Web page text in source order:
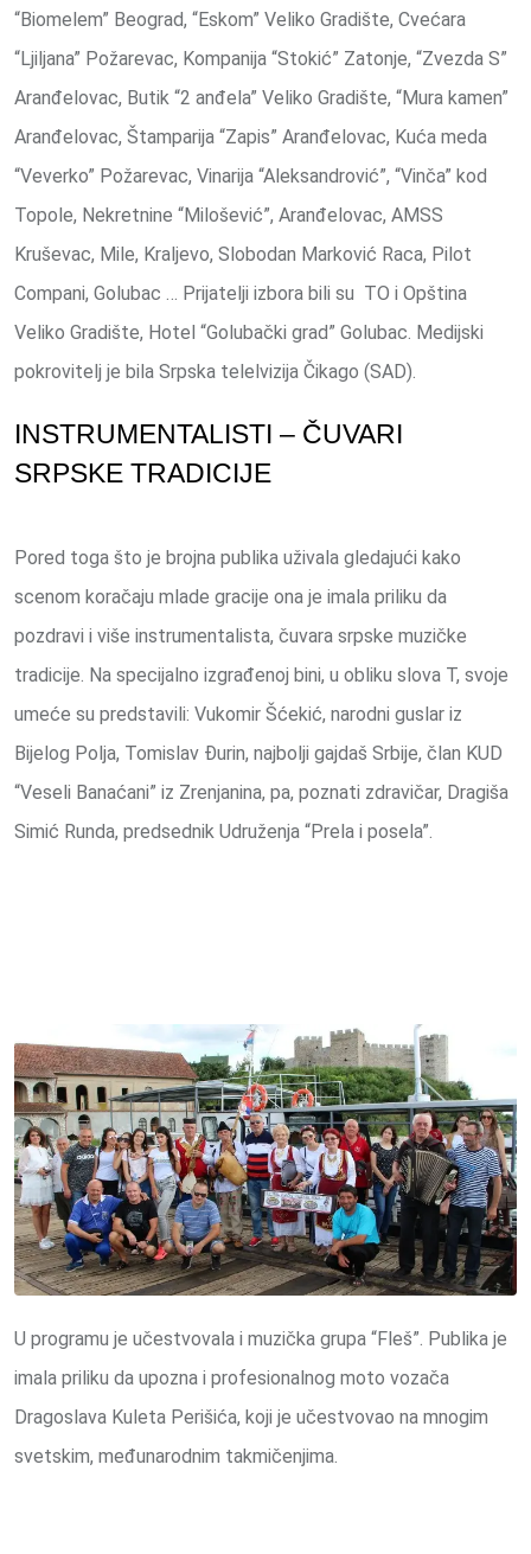
“Biomelem” Beograd, “Eskom” Veliko Gradište, Cvećara
“Ljiljana” Požarevac, Kompanija “Stokić” Zatonje, “Zvezda S”
Aranđelovac, Butik “2 anđela” Veliko Gradište, “Mura kamen”
Aranđelovac, Štamparija “Zapis” Aranđelovac, Kuća meda
“Veverko” Požarevac, Vinarija “Aleksandrović”, “Vinča” kod
Topole, Nekretnine “Milošević”, Aranđelovac, AMSS
Kruševac, Mile, Kraljevo, Slobodan Marković Raca, Pilot
Compani, Golubac … Prijatelji izbora bili su TO i Opština
Veliko Gradište, Hotel “Golubački grad” Golubac. Medijski
pokrovitelj je bila Srpska telelvizija Čikago (SAD).
INSTRUMENTALISTI – ČUVARI
SRPSKE TRADICIJE
Pored toga što je brojna publika uživala gledajući kako
scenom koračaju mlade gracije ona je imala priliku da
pozdravi i više instrumentalista, čuvara srpske muzičke
tradicije. Na specijalno izgrađenoj bini, u obliku slova T, svoje
umeće su predstavili: Vukomir Šćekić, narodni guslar iz
Bijelog Polja, Tomislav Đurin, najbolji gajdaš Srbije, član KUD
“Veseli Banaćani” iz Zrenjanina, pa, poznati zdravičar, Dragiša
Simić Runda, predsednik Udruženja “Prela i posela”.
U programu je učestvovala i muzička grupa “Fleš”. Publika je
imala priliku da upozna i profesionalnog moto vozača
Dragoslava Kuleta Perišića, koji je učestvovao na mnogim
svetskim, međunarodnim takmičenjima.